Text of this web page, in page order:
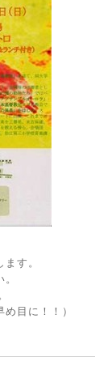
す。
目に！！）